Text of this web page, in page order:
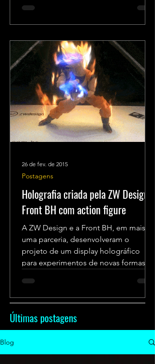
Holografia criada pela ZW Design e
Front BH com action figure
A ZW Design e a Front BH, em mais
uma parceria, desenvolveram o
projeto de um display holográfico
para experimentos de novas formas
Postagens
26 de fev. de 2015
Últimas postagens
Blog